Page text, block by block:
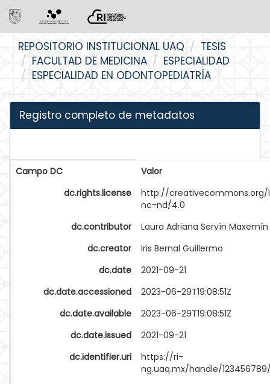
navigation
REPOSITORIO INSTITUCIONAL UAQ
TESIS
FACULTAD DE MEDICINA
ESPECIALIDAD
ESPECIALIDAD EN ODONTOPEDIATRÍA
Registro completo de metadatos
Campo DC
Valor
dc.rights.license
http://
nc-nd/4.0
dc.contributor
Laura Adriana Servín Maxemín
dc.creator
Iris Bernal Guillermo
dc.date
2021-09-21
dc.date.accessioned
2023-06-29T19:08:51Z
dc.date.available
2023-06-29T19:08:51Z
dc.date.issued
2021-09-21
dc.identifier.uri
https://ri-
ng.uaq.mx/handle/